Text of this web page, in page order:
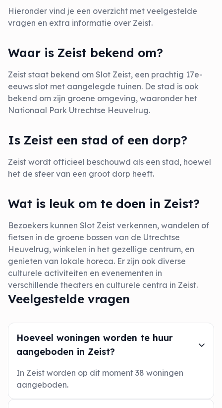
Hieronder vind je een overzicht met veelgestelde
vragen en extra informatie over Zeist.
Waar is Zeist bekend om?
Zeist staat bekend om Slot Zeist, een prachtig 17e-
eeuws slot met aangelegde tuinen. De stad is ook
bekend om zijn groene omgeving, waaronder het
Nationaal Park Utrechtse Heuvelrug.
Is Zeist een stad of een dorp?
Zeist wordt officieel beschouwd als een stad, hoewel
het de sfeer van een groot dorp heeft.
Wat is leuk om te doen in Zeist?
Bezoekers kunnen Slot Zeist verkennen, wandelen of
fietsen in de groene bossen van de Utrechtse
Heuvelrug, winkelen in het gezellige centrum, en
genieten van lokale horeca. Er zijn ook diverse
culturele activiteiten en evenementen in
verschillende theaters en culturele centra in Zeist.
Veelgestelde vragen
Hoeveel woningen worden te huur
aangeboden in Zeist?
In Zeist worden op dit moment 38 woningen
aangeboden.